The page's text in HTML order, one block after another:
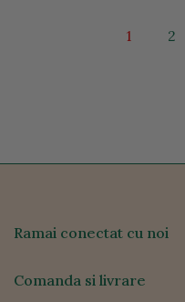
1 2
Ramai conectat cu noi
Comanda si livrare